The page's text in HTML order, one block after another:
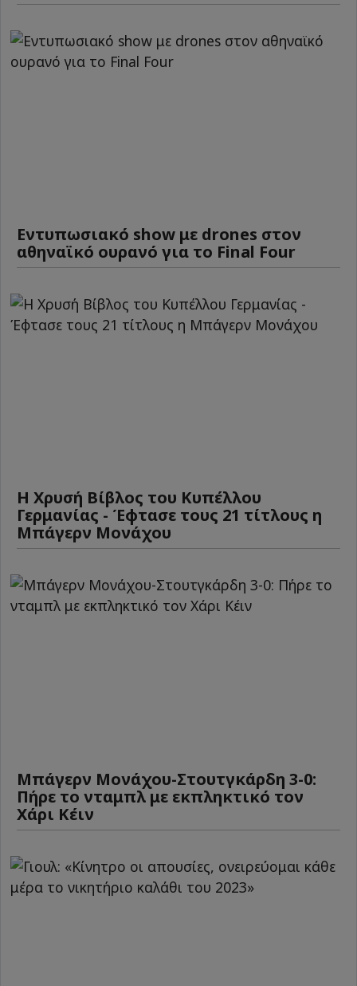
Εντυπωσιακό show με drones στον
αθηναϊκό ουρανό για το Final Four
Η Χρυσή Βίβλος του Κυπέλλου
Γερμανίας - Έφτασε τους 21 τίτλους η
Μπάγερν Μονάχου
Μπάγερν Μονάχου-Στουτγκάρδη 3-0:
Πήρε το νταμπλ με εκπληκτικό τον
Χάρι Κέιν